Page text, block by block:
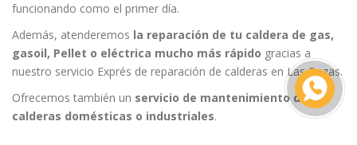
funcionando como el primer día.
Además, atenderemos la reparación de tu caldera de gas,
gasoil, Pellet o eléctrica mucho más rápido gracias a
nuestro servicio Exprés de reparación de calderas en Las Rozas.
Ofrecemos también un servicio de mantenimiento de
calderas domésticas o industriales.